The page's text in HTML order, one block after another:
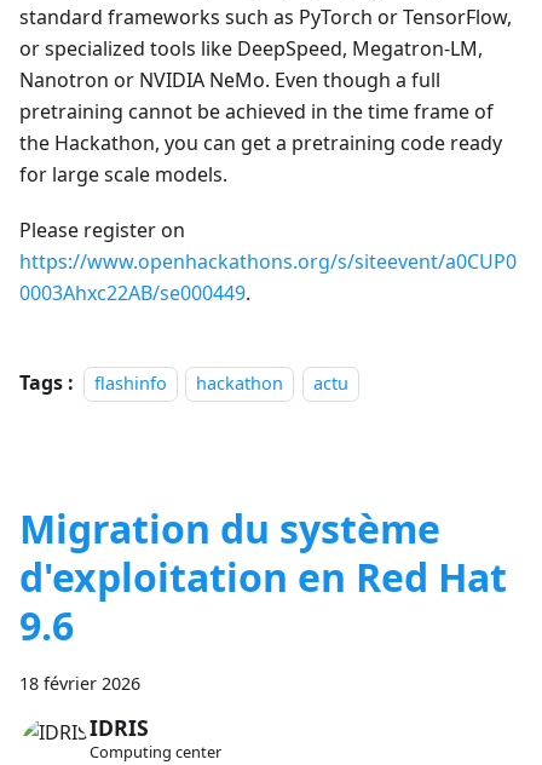
standard frameworks such as PyTorch or TensorFlow,
or specialized tools like DeepSpeed, Megatron-LM,
Nanotron or NVIDIA NeMo. Even though a full
pretraining cannot be achieved in the time frame of
the Hackathon, you can get a pretraining code ready
for large scale models.
Please register on
https://www.openhackathons.org/s/siteevent/a0CUP0
0003Ahxc22AB/se000449.
Tags : flashinfo hackathon actu
Migration du système
d'exploitation en Red Hat
9.6
18 février 2026
IDRIS
Computing center